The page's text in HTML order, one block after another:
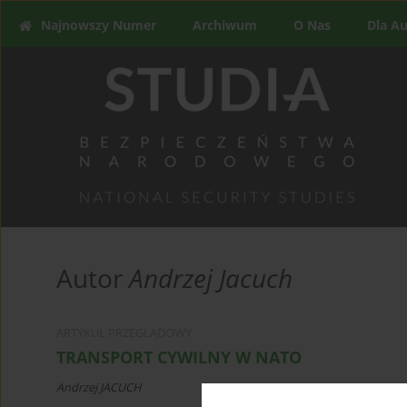
Najnowszy Numer Archiwum O Nas Dla
AutorAndrzej Jacuch
TRANSPORT CYWILNY W NATO
Andrzej JACUCH